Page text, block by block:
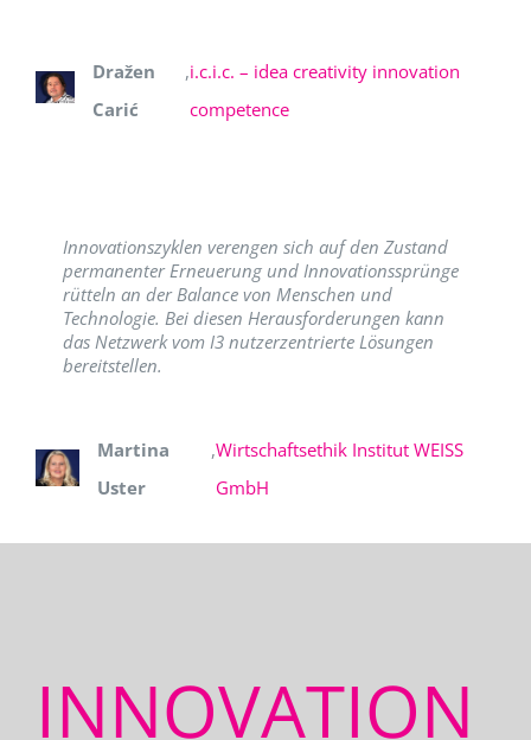
Dražen
Carić
,i.c.i.c. – idea creativity innovation
competence
Innovationszyklen verengen sich auf den Zustand
permanenter Erneuerung und Innovationssprünge
rütteln an der Balance von Menschen und
Technologie. Bei diesen Herausforderungen kann
das Netzwerk vom I3 nutzerzentrierte Lösungen
bereitstellen.
Martina
Uster
,Wirtschaftsethik Institut WEISS
GmbH
INNOVATION